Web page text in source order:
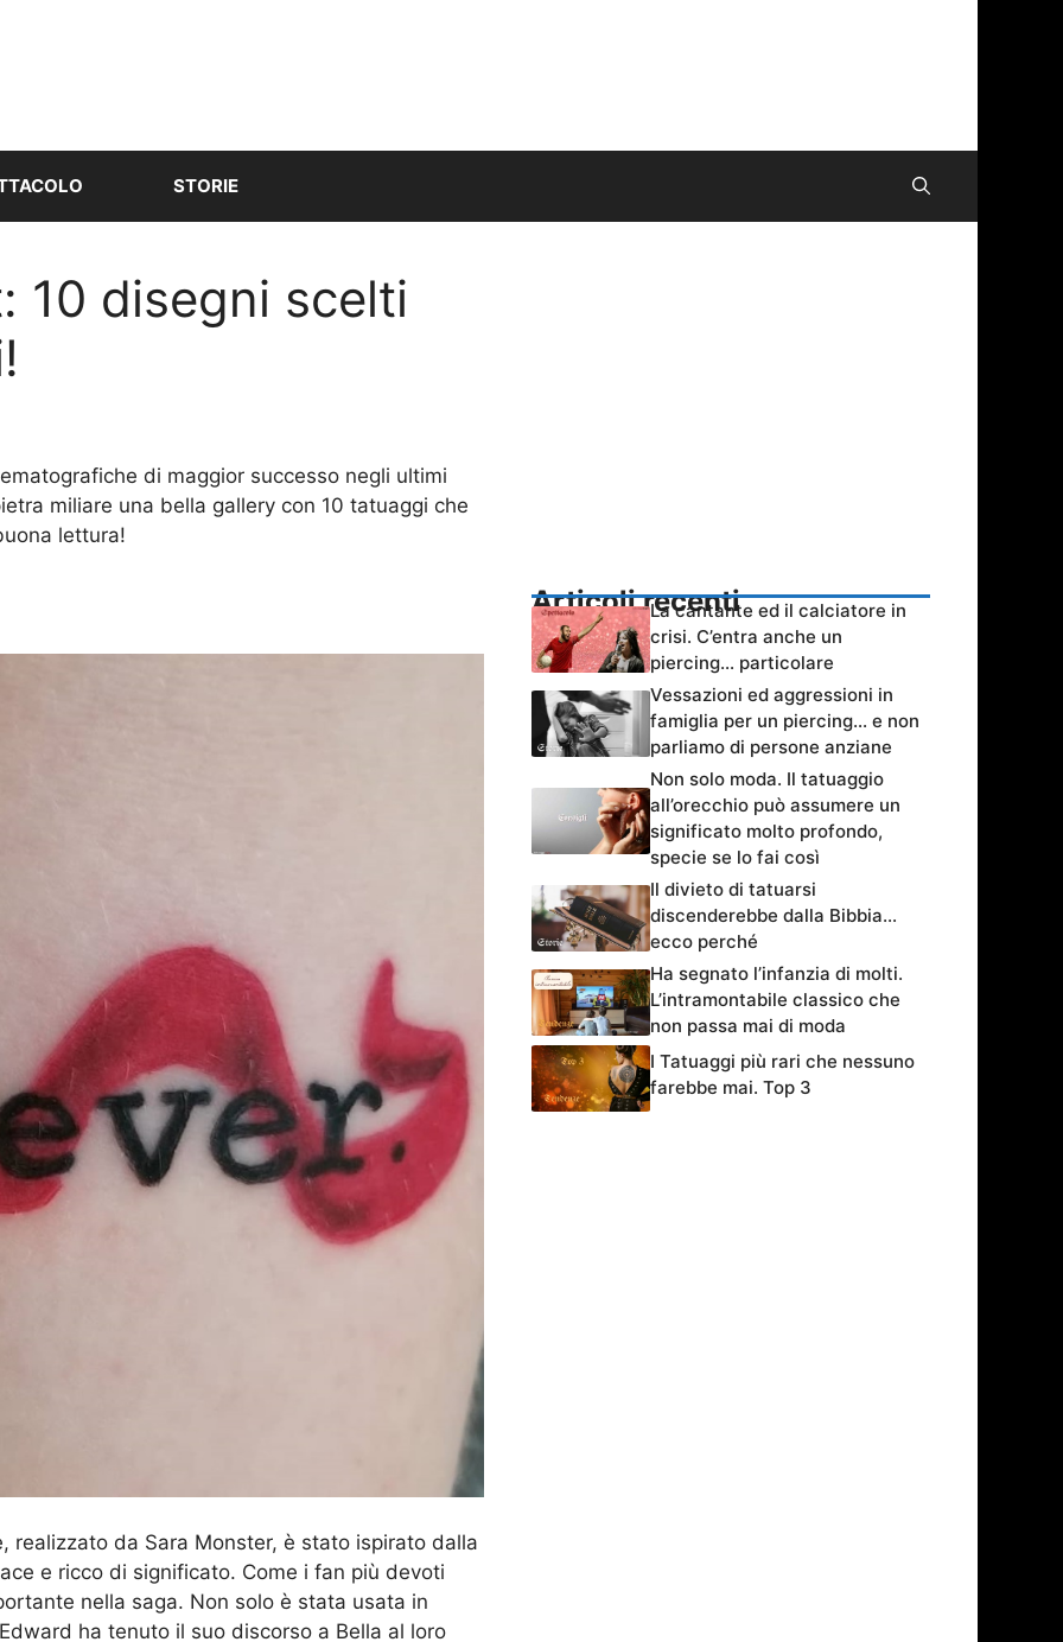
STORIE
10 disegni scelti
di maggior successo negli ultimi
miliare una bella gallery con 10 tatuaggi che
lettura!
realizzato da Sara Monster, è stato ispirato dalla
e ricco di significato. Come i fan più devoti
nella saga. Non solo è stata usata in
ha tenuto il suo discorso a Bella al loro
Articoli recentiLa cantante ed il calciatore in
crisi. C’entra anche un
piercing… particolare
Vessazioni ed aggressioni in
famiglia per un piercing… e non
parliamo di persone anziane
Non solo moda. Il tatuaggio
all’orecchio può assumere un
significato molto profondo,
specie se lo fai così
Il divieto di tatuarsi
discenderebbe dalla Bibbia…
ecco perché
Ha segnato l’infanzia di molti.
L’intramontabile classico che
non passa mai di moda
I Tatuaggi più rari che nessuno
farebbe mai. Top 3